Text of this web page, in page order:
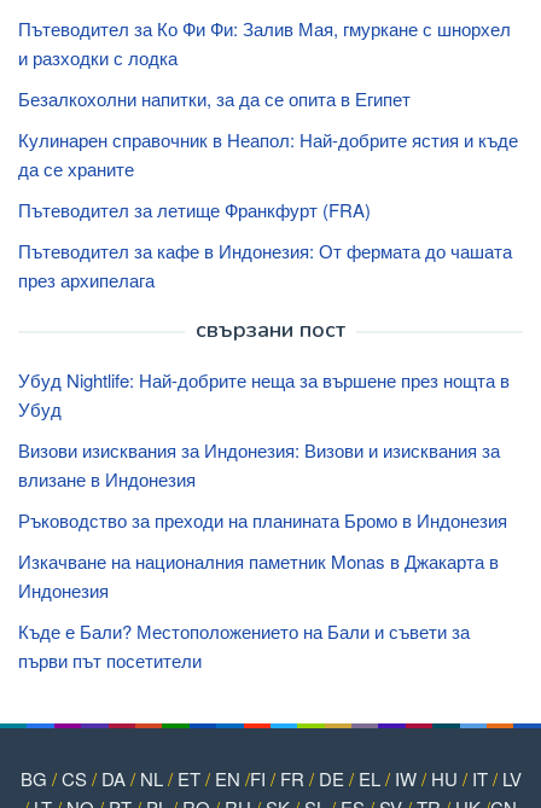
Пътеводител за Ко Фи Фи: Залив Мая, гмуркане с шнорхел
и разходки с лодка
Безалкохолни напитки, за да се опита в Египет
Кулинарен справочник в Неапол: Най-добрите ястия и къде
да се храните
Пътеводител за летище Франкфурт (FRA)
Пътеводител за кафе в Индонезия: От фермата до чашата
през архипелага
свързани пост
Убуд Nightlife: Най-добрите неща за вършене през нощта в
Убуд
Визови изисквания за Индонезия: Визови и изисквания за
влизане в Индонезия
Ръководство за преходи на планината Бромо в Индонезия
Изкачване на националния паметник Monas в Джакарта в
Индонезия
Къде е Бали? Местоположението на Бали и съвети за
първи път посетители
BG /CS/ DA/ NL/ ET/ EN /FI / FR / DE / EL/ IW/ HU / IT/ LV